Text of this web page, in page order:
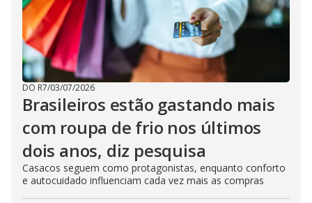
DO R7/03/07/2026
Brasileiros estão gastando mais
com roupa de frio nos últimos
dois anos, diz pesquisa
Casacos seguem como protagonistas, enquanto conforto
e autocuidado influenciam cada vez mais as compras